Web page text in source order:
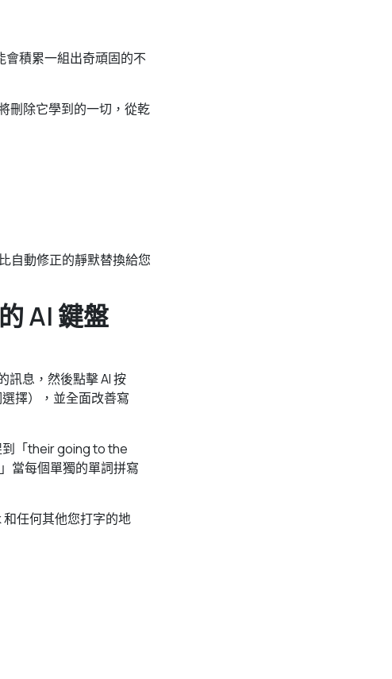
積累一組出奇頑固的不
刪除它學到的一切，從乾
自動修正的靜默替換給您
AI 鍵盤
訊息，然後點擊 AI 按
擇），並全面改善寫
到「their going to the
當每個單獨的單詞拼寫
任何其他您打字的地